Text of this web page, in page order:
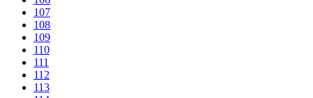
107
108
109
110
111
112
113